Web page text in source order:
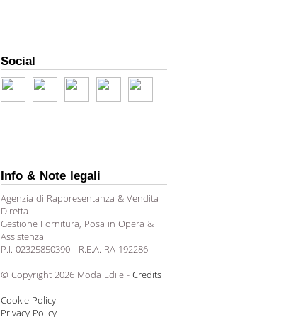
Social
Info & Note legali
Agenzia di Rappresentanza & Vendita
Diretta
Gestione Fornitura, Posa in Opera &
Assistenza
P.I. 02325850390 - R.E.A. RA 192286
© Copyright 2026 Moda Edile - Credits
Cookie Policy
Privacy Policy